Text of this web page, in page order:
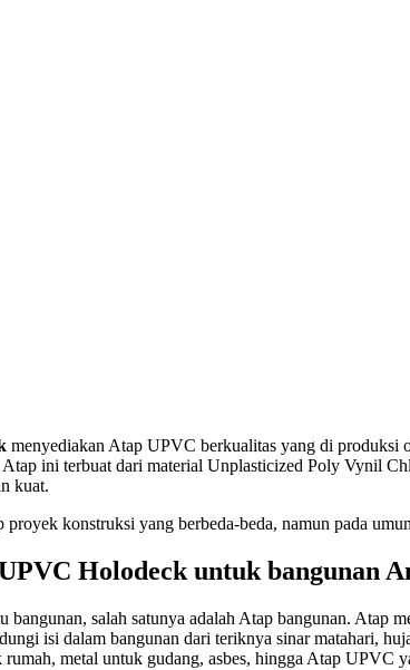
menyediakan Atap UPVC berkualitas yang di produksi
ini terbuat dari material Unplasticized Poly Vynil
kuat.
konstruksi yang berbeda-beda, namun pada
Holodeck untuk bangunan
salah satunya adalah Atap bangunan. Atap
isi dalam bangunan dari teriknya sinar matahari,
metal untuk gudang, asbes, hingga Atap UPVC